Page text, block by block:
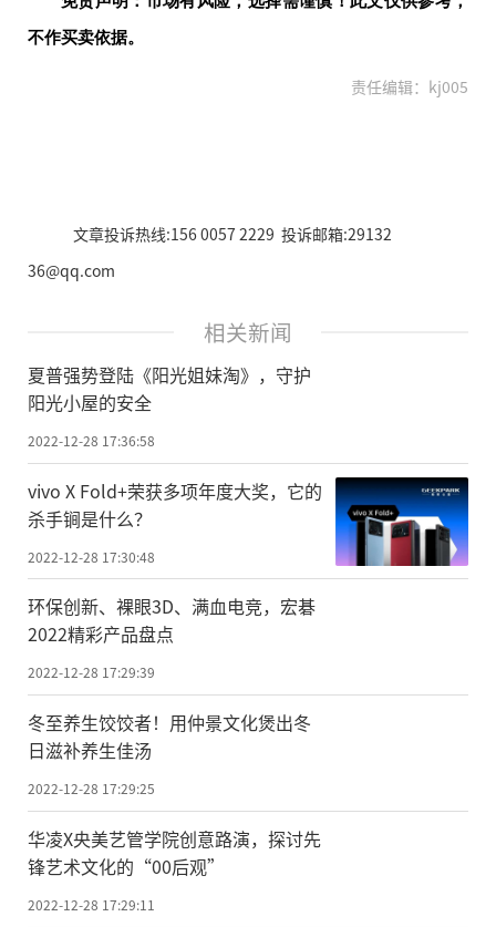
不作买卖依据。
责任编辑：kj005
文章投诉热线:156 0057 2229 投诉邮箱:29132
36@qq.com
相关新闻
夏普强势登陆《阳光姐妹淘》，守护
阳光小屋的安全
2022-12-28 17:36:58
vivo X Fold+荣获多项年度大奖，它的
杀手锏是什么？
2022-12-28 17:30:48
环保创新、裸眼3D、满血电竞，宏碁
2022精彩产品盘点
2022-12-28 17:29:39
冬至养生饺饺者！用仲景文化煲出冬
日滋补养生佳汤
2022-12-28 17:29:25
华凌X央美艺管学院创意路演，探讨先
锋艺术文化的“00后观”
2022-12-28 17:29:11